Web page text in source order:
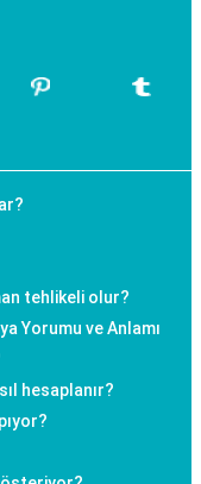
tehlikeli olur?
Yorumu ve Anlamı
hesaplanır?